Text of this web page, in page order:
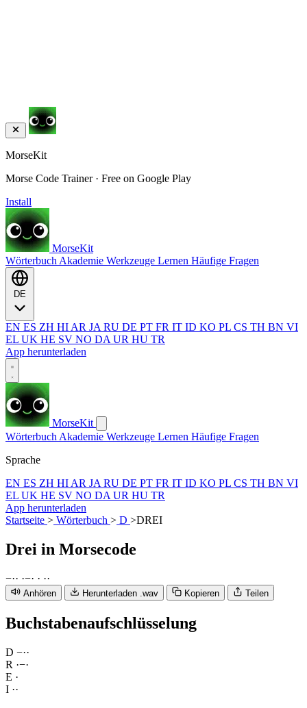
MorseKit
Morse Code Trainer · Free on Google Play
Install
MorseKit
Wörterbuch Akademie Werkzeuge Lernen Häufige Fragen
EN ES ZH HI AR JA RU DE PT FR IT ID KO PL CS TH BN VI
EL UK HE SV NO DA UR HU TR
App herunterladen
MorseKit
Wörterbuch Akademie Werkzeuge Lernen Häufige Fragen
Sprache
EN ES ZH HI AR JA RU DE PT FR IT ID KO PL CS TH BN VI
EL UK HE SV NO DA UR HU TR
App herunterladen
Startseite > Wörterbuch > D >DREI
Drei in Morsecode
−·· ·−· · ··
Anhören Herunterladen .wav Kopieren Teilen
Buchstabenaufschlüsselung
D −··
R ·−·
E ·
I ··